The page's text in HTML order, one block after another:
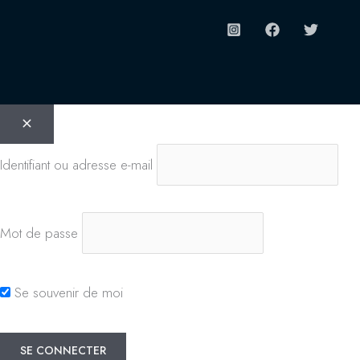
Identifiant ou adresse e-mail
Mot de passe
Se souvenir de moi